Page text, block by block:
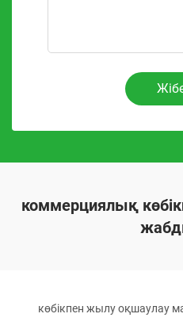
коммерциялық
көбікпен жылу оқшаулау